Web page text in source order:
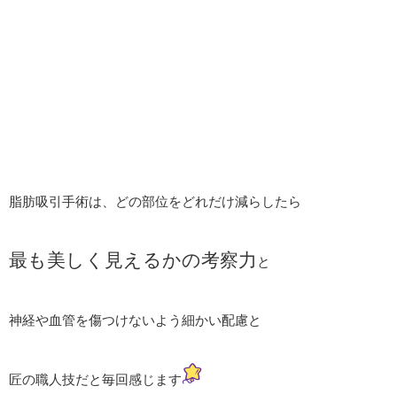
脂肪吸引手術は、どの部位をどれだけ減らしたら
最も美しく見えるかの考察力 と
神経や血管を傷つけないよう細かい配慮と
匠の職人技だと毎回感じます